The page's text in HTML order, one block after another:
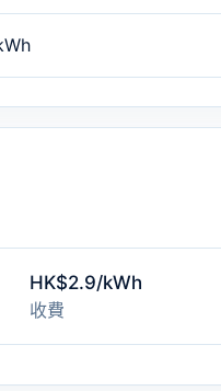
HK$2.9/kWh
收費